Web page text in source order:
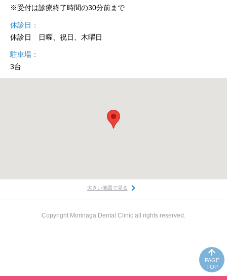
PAGE
TOP
※受付は診療終了時間の30分前まで
休診日
休診日 日曜、祝日、木曜日
駐車場
3台
大きい地図で見る
Copyright Morinaga Dental Clinic all rights reserved.